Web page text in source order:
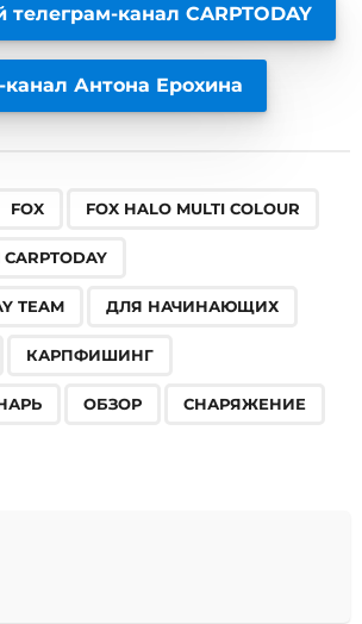
канал CARPTODAY
канал Антона Ерохина
FOX FOX HALO MULTI COLOUR
CARPTODAY
TEAM ДЛЯ НАЧИНАЮЩИХ
КАРПФИШИНГ
ОБЗОР СНАРЯЖЕНИЕ